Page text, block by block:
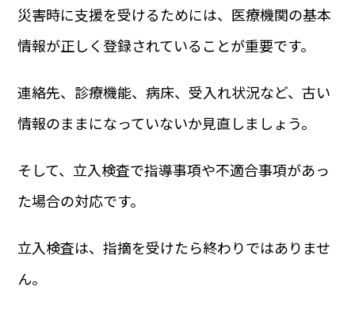
災害時に支援を受けるためには、医療機関の基本
情報が正しく登録されていることが重要です。
連絡先、診療機能、病床、受入れ状況など、古い
情報のままになっていないか見直しましょう。
そして、立入検査で指導事項や不適合事項があっ
た場合の対応です。
立入検査は、指摘を受けたら終わりではありませ
ん。